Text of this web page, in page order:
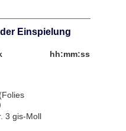
Einspielung
hh:mm:ss
3 gis-Moll